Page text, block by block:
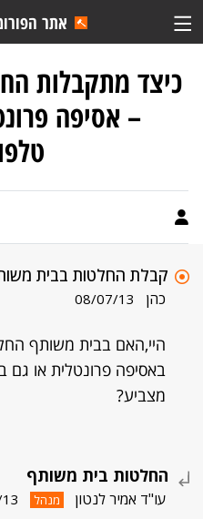
אתר
כיצד מתקבלות
– אסיפה
קבלת החלטות בבית
כהן 08/07/13
היי,האם בבית משותף
באסיפה פרונטלית או גם
מצביע?
החלטות בית משותף
עו"ד אמיר לנטון מנהל